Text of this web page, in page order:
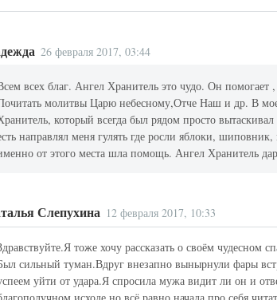
26 февраля 2017, 03:44
всех благ. Ангел Хранитель это чудо. Он
молитвы Царю небесному,Отче Наш и др. В
который всегда был рядом просто
направлял меня гулять где росли яблоки,
от этого места шла помощь. Ангел Хранитель
Слепухина 12 февраля 2017, 10:33
тоже хочу рассказать о своём
сильный туман.Вдруг внезапно вынырнули фары
уйти от удара.Я спросила мужа видит ли он и